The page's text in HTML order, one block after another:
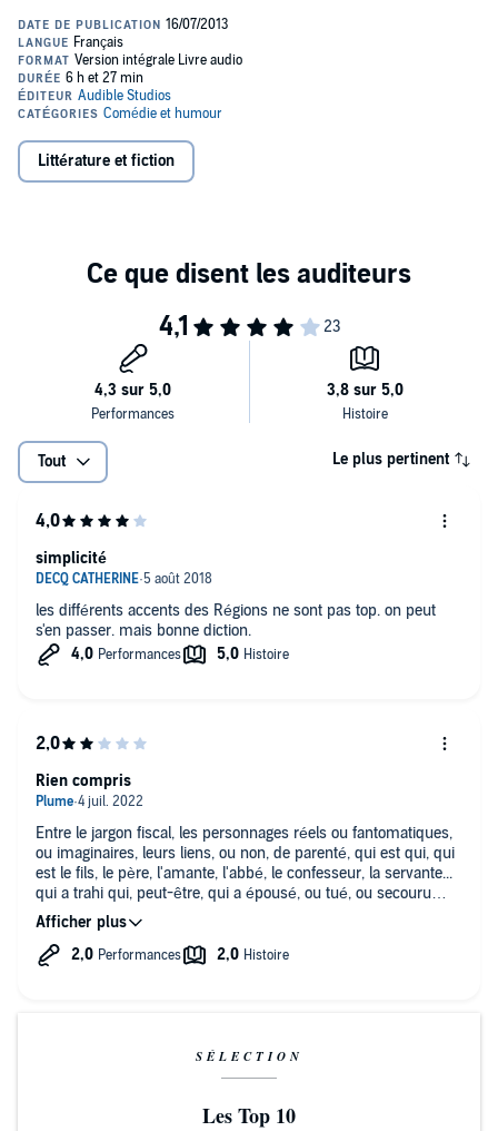
en train de perdre la raison, ou de trouver un sens à son existence.
Si la réincarnation existe, quel est son but ? Faut-il revenir sur les
pas d'un autre, pour découvrir enfin qui l'on est ? Peut-on modifier
le passé ? Peut-on réussir deux vies à la fois ?Renouant avec ses
thèmes majeurs, Didier van Cauwelaert nous entraîne dans un
la gravité de l'enjeu et le pouvoir des rêves, il suggère des réponses
vertigineuses aux questions qui nous hantent.L'auteur
public s'élargit et les prix littéraires ne tardent pas à suivre (Prix Del
Duca en 1982 pour
Vacances du fantôme). En 1994, Un aller simple
prix Goncourt. Depuis, le succès accompagne chaque nouvelle
publication et ses livres sont aujourd'hui traduits dans vingt langues.
Parallèlement à ses activités de romancier, Didier van Cauwelaert
poursuit sa carrière de dramaturge et plusieurs de ses romans sont
Albin Michel
Littérature et fiction
Tout Le plus pertinent
les différents accents des Régions ne sont pas top. on peut
s'en passer. mais bonne diction.
simplicité
Entre le jargon fiscal, les personnages réels ou fantomatiques,
ou imaginaires, leurs liens, ou non, de parenté, qui est qui, qui
est le fils, le père, l'amante, l'abbé, le confesseur, la servante...
qui a trahi qui, peut-être, qui a épousé, ou tué, ou secouru
qui,. ???...impossible de m'y retrouver. Pourtant la
réincarnation, la physique quantique,vulgarisée, me
passionnent... d'habitude...
Rien compris
SÉLECTION
Les Top 10